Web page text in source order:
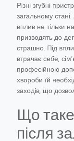
Різні згубні
загальному
вплив не тільки
призводять до
страшно. Під
втрачає себе,
професійною
хвороби їй
заходів, що
Що
після